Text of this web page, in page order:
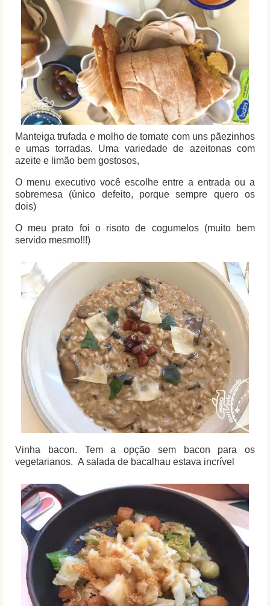
Manteiga trufada e molho de tomate com uns pãezinhos
e umas torradas. Uma variedade de azeitonas com
azeite e limão bem gostosos,
O menu executivo você escolhe entre a entrada ou a
sobremesa (único defeito, porque sempre quero os
dois)
O meu prato foi o risoto de cogumelos (muito bem
servido mesmo!!!)
Vinha bacon. Tem a opção sem bacon para os
vegetarianos. A salada de bacalhau estava incrível